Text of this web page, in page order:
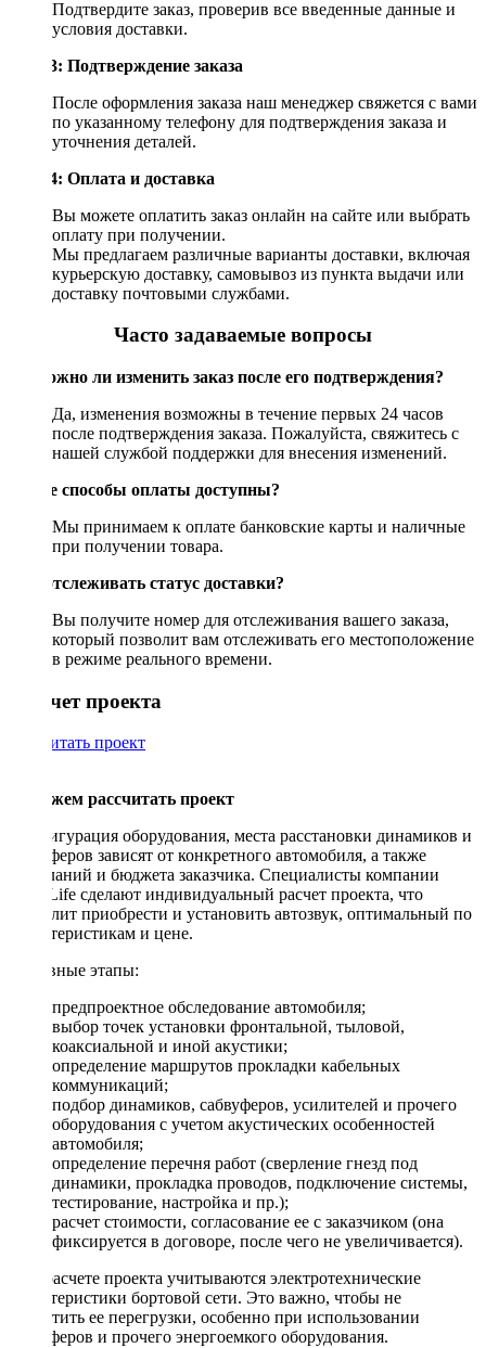
Подтвердите заказ, проверив все введенные данные и
условия доставки.
Шаг 3: Подтверждение заказа
После оформления заказа наш менеджер свяжется с вами
по указанному телефону для подтверждения заказа и
уточнения деталей.
Шаг 4: Оплата и доставка
Вы можете оплатить заказ онлайн на сайте или выбрать
оплату при получении.
Мы предлагаем различные варианты доставки, включая
курьерскую доставку, самовывоз из пункта выдачи или
доставку почтовыми службами.
Часто задаваемые вопросы
Возможно ли изменить заказ после его подтверждения?
Да, изменения возможны в течение первых 24 часов
после подтверждения заказа. Пожалуйста, свяжитесь с
нашей службой поддержки для внесения изменений.
Какие способы оплаты доступны?
Мы принимаем к оплате банковские карты и наличные
при получении товара.
Как отслеживать статус доставки?
Вы получите номер для отслеживания вашего заказа,
который позволит вам отслеживать его местоположение
в режиме реального времени.
Рассчет проекта
Рассчитать проект
Поможем рассчитать проект
Конфигурация оборудования, места расстановки динамиков и
сабвуферов зависят от конкретного автомобиля, а также
пожеланий и бюджета заказчика. Специалисты компании
DriveLife сделают индивидуальный расчет проекта, что
позволит приобрести и установить автозвук, оптимальный по
характеристикам и цене.
Основные этапы:
предпроектное обследование автомобиля;
выбор точек установки фронтальной, тыловой,
коаксиальной и иной акустики;
определение маршрутов прокладки кабельных
коммуникаций;
подбор динамиков, сабвуферов, усилителей и прочего
оборудования с учетом акустических особенностей
автомобиля;
определение перечня работ (сверление гнезд под
динамики, прокладка проводов, подключение системы,
тестирование, настройка и пр.);
расчет стоимости, согласование ее с заказчиком (она
фиксируется в договоре, после чего не увеличивается).
При расчете проекта учитываются электротехнические
характеристики бортовой сети. Это важно, чтобы не
допустить ее перегрузки, особенно при использовании
сабвуферов и прочего энергоемкого оборудования.